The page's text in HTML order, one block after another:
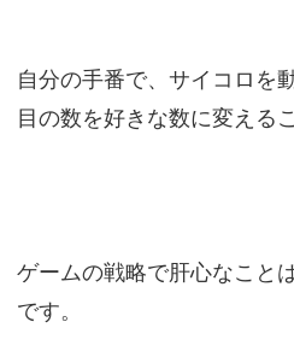
自分の手番で、サイコロを
目の数を好きな数に変える
ゲームの戦略で肝心なこと
です。